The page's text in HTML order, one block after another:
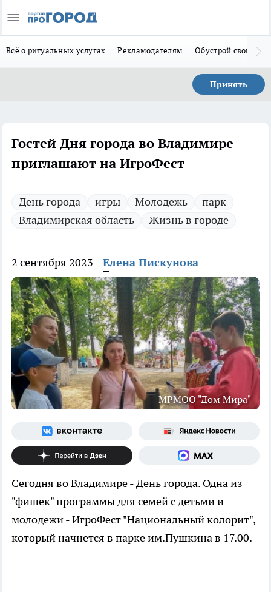
Всё о ритуальных услугах Рекламодателям Обустрой свой дом
Принять
Гостей Дня города во Владимире
приглашают на ИгроФест
День города игры Молодежь
парк
Владимирская область
Жизнь в городе
2 сентября 2023 Елена Пискунова
МРМОО "Дом Мира"
Сегодня во Владимире - День города. Одна из
"фишек" программы для семей с детьми и
молодежи - ИгроФест "Национальный колорит",
который начнется в парке им.Пушкина в 17.00.